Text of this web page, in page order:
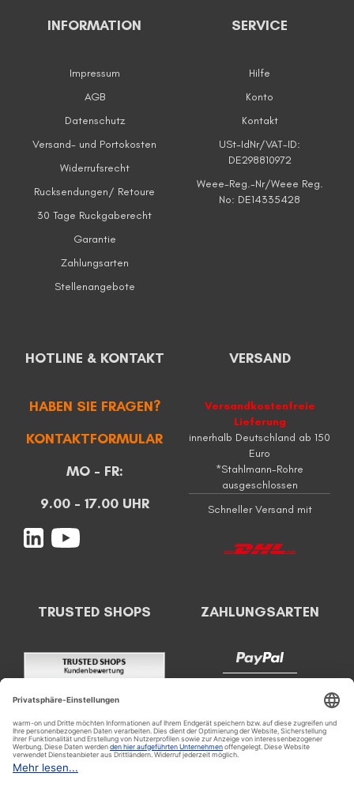
INFORMATION
Impressum
AGB
Datenschutz
Versand- und Portokosten
Widerrufsrecht
Rucksendungen/ Retoure
30 Tage Ruckgaberecht
Garantie
Zahlungsarten
Stellenangebote
SERVICE
Hilfe
Konto
Kontakt
USt-IdNr/VAT-ID:
DE298810972
Weee-Reg.-Nr/Weee Reg.
No: DE14335428
HOTLINE & KONTAKT
HABEN SIE FRAGEN?
KONTAKTFORMULAR
MO - FR:
9.00 - 17.00 UHR
VERSAND
Versandkostenfreie
Lieferung
innerhalb Deutschland ab 150
Euro
*Stahlmann-Rohre
ausgeschlossen
Schneller Versand mit
TRUSTED SHOPS ZAHLUNGSARTEN